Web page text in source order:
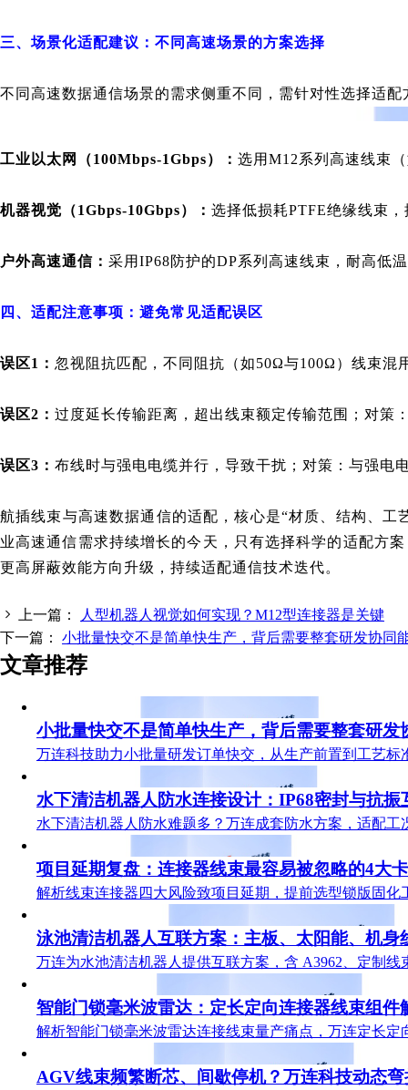
三、场景化适配建议：不同高速场景的方案选择
不同高速数据通信场景的需求侧重不同，需针对性选择适
工业以太网（100Mbps-1Gbps）： 选用M12系列高速线束
机器视觉（1Gbps-10Gbps）： 选择低损耗PTFE绝缘线束
户外高速通信： 采用IP68防护的DP系列高速线束，耐高低
四、适配注意事项：避免常见适配误区
误区1： 忽视阻抗匹配，不同阻抗（如50Ω与100Ω）线束混
误区2： 过度延长传输距离，超出线束额定传输范围；对策
误区3： 布线时与强电电缆并行，导致干扰；对策：与强电
航插线束与高速数据通信的适配，核心是“材质、结构、
业高速通信需求持续增长的今天，只有选择科学的适配方
更高屏蔽效能方向升级，持续适配通信技术迭代。
上一篇：
人型机器人视觉如何实现？M12型连接器是关键
下一篇： 小批量快交不是简单快生产，背后需要整套研发协同
文章推荐
小批量快交不是简单快生产，背后需要整套研发
万连科技助力小批量研发订单快交，从生产前置到工艺标
水下清洁机器人防水连接设计：IP68密封与抗振
水下清洁机器人防水难题多？万连成套防水方案，适配
项目延期复盘：连接器线束最容易被忽略的4大
解析线束连接器四大风险致项目延期，提前选型锁版固化
泳池清洁机器人互联方案：主板、太阳能、机身
万连为水池清洁机器人提供互联方案，含 A3962、定制
智能门锁毫米波雷达：定长定向连接器线束组件
解析智能门锁毫米波雷达连接线束量产痛点，万连定长定
AGV线束频繁断芯、间歇停机？万连科技动态